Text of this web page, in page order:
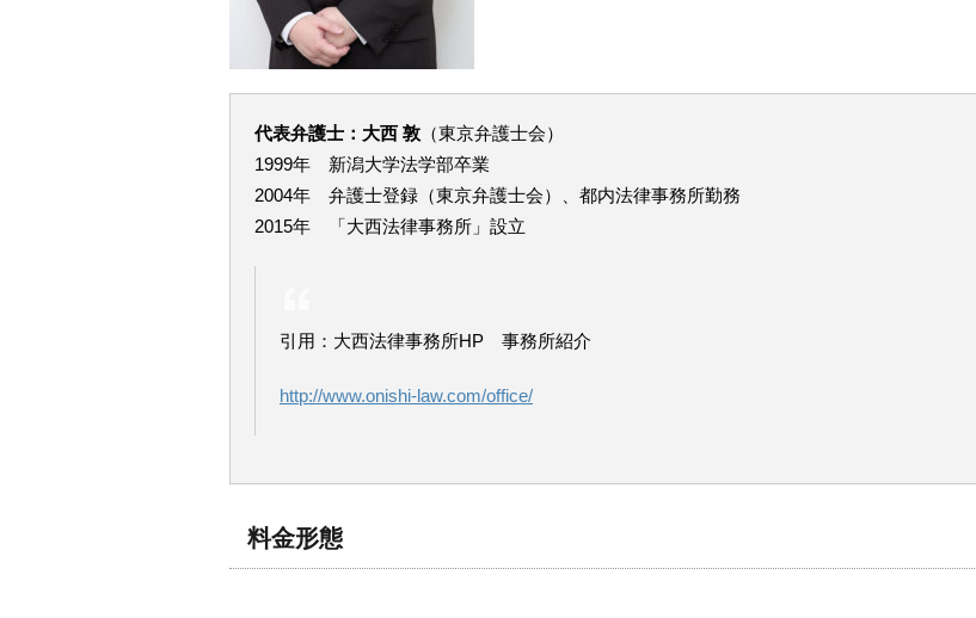
代表弁護士：大西 敦 （東京弁護士会）
1999年 新潟大学法学部卒業
2004年 弁護士登録（東京弁護士会）、都内法律事務所勤務
2015年 「大西法律事務所」設立
引用：大西法律事務所HP 事務所紹介
http://www.onishi-law.com/office/
料金形態